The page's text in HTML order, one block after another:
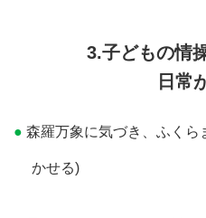
3.子どもの情
日常
森羅万象に気づき、ふくら
かせる)